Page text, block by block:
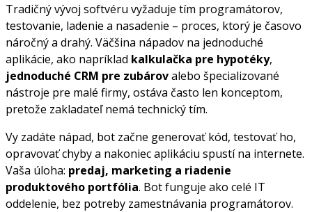
Tradičný vývoj softvéru vyžaduje tím programátorov,
testovanie, ladenie a nasadenie – proces, ktorý je časovo
náročný a drahý. Väčšina nápadov na jednoduché
aplikácie, ako napríklad kalkulačka pre hypotéky,
jednoduché CRM pre zubárovalebo špecializované
nástroje pre malé firmy, ostáva často len konceptom,
pretože zakladateľ nemá technický tím.
Vy zadáte nápad, bot začne generovať kód, testovať ho,
opravovať chyby a nakoniec aplikáciu spustí na internete.
Vaša úloha: predaj, marketing a riadenie
produktového portfólia. Bot funguje ako celé IT
oddelenie, bez potreby zamestnávania programátorov.